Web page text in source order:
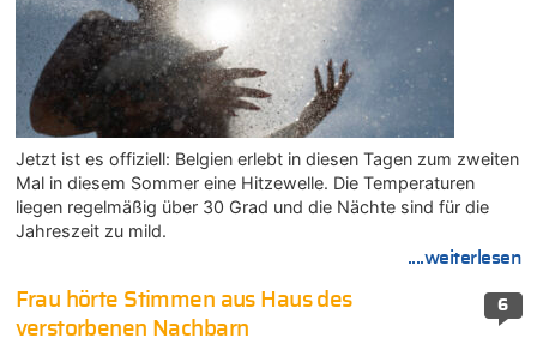
Jetzt ist es offiziell: Belgien erlebt in diesen Tagen zum zweiten
Mal in diesem Sommer eine Hitzewelle. Die Temperaturen
liegen regelmäßig über 30 Grad und die Nächte sind für die
Jahreszeit zu mild.
....weiterlesen
6
Frau hörte Stimmen aus Haus des
verstorbenen Nachbarn